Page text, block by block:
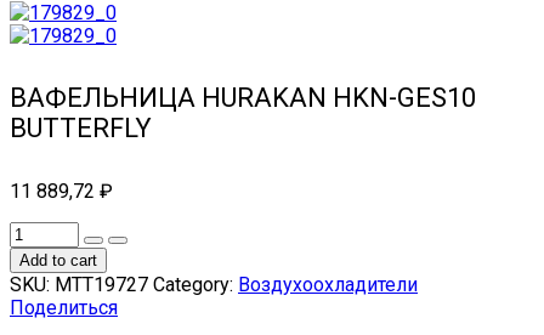
ВАФЕЛЬНИЦА HURAKAN HKN-GES10
BUTTERFLY
11 889,72 ₽
Add to cart
SKU: МТТ19727 Category: Воздухоохладители
Поделиться